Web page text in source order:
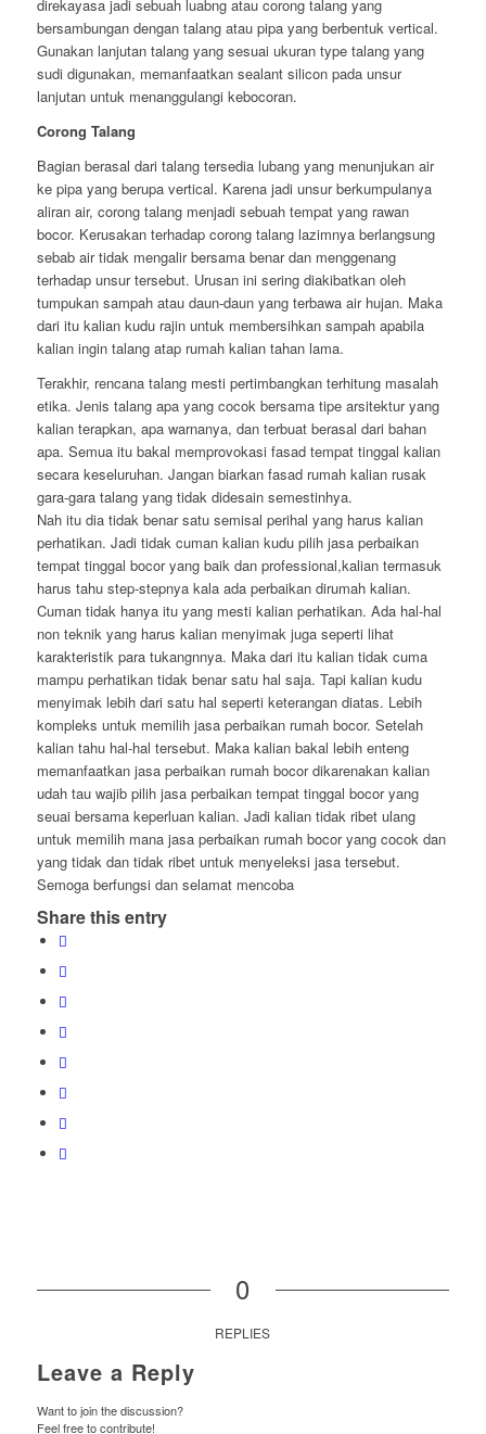
direkayasa jadi sebuah luabng atau corong talang yang
bersambungan dengan talang atau pipa yang berbentuk vertical.
Gunakan lanjutan talang yang sesuai ukuran type talang yang
sudi digunakan, memanfaatkan sealant silicon pada unsur
lanjutan untuk menanggulangi kebocoran.
Corong Talang
Bagian berasal dari talang tersedia lubang yang menunjukan air
ke pipa yang berupa vertical. Karena jadi unsur berkumpulanya
aliran air, corong talang menjadi sebuah tempat yang rawan
bocor. Kerusakan terhadap corong talang lazimnya berlangsung
sebab air tidak mengalir bersama benar dan menggenang
terhadap unsur tersebut. Urusan ini sering diakibatkan oleh
tumpukan sampah atau daun-daun yang terbawa air hujan. Maka
dari itu kalian kudu rajin untuk membersihkan sampah apabila
kalian ingin talang atap rumah kalian tahan lama.
Terakhir, rencana talang mesti pertimbangkan terhitung masalah
etika. Jenis talang apa yang cocok bersama tipe arsitektur yang
kalian terapkan, apa warnanya, dan terbuat berasal dari bahan
apa. Semua itu bakal memprovokasi fasad tempat tinggal kalian
secara keseluruhan. Jangan biarkan fasad rumah kalian rusak
gara-gara talang yang tidak didesain semestinhya.
Nah itu dia tidak benar satu semisal perihal yang harus kalian
perhatikan. Jadi tidak cuman kalian kudu pilih jasa perbaikan
tempat tinggal bocor yang baik dan professional,kalian termasuk
harus tahu step-stepnya kala ada perbaikan dirumah kalian.
Cuman tidak hanya itu yang mesti kalian perhatikan. Ada hal-hal
non teknik yang harus kalian menyimak juga seperti lihat
karakteristik para tukangnnya. Maka dari itu kalian tidak cuma
mampu perhatikan tidak benar satu hal saja. Tapi kalian kudu
menyimak lebih dari satu hal seperti keterangan diatas. Lebih
kompleks untuk memilih jasa perbaikan rumah bocor. Setelah
kalian tahu hal-hal tersebut. Maka kalian bakal lebih enteng
memanfaatkan jasa perbaikan rumah bocor dikarenakan kalian
udah tau wajib pilih jasa perbaikan tempat tinggal bocor yang
seuai bersama keperluan kalian. Jadi kalian tidak ribet ulang
untuk memilih mana jasa perbaikan rumah bocor yang cocok dan
yang tidak dan tidak ribet untuk menyeleksi jasa tersebut.
Semoga berfungsi dan selamat mencoba
Share this entry
0
REPLIES
Leave a Reply
Want to join the discussion?
Feel free to contribute!